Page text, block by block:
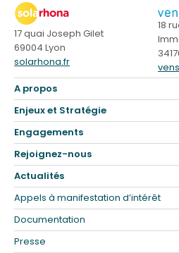
17 quai Joseph Gilet
69004 Lyon
solarhona.fr
18
A propos
Enjeux et Stratégie
Engagements
Rejoignez-nous
Actualités
Appels à manifestation d’intérêt
Documentation
Presse